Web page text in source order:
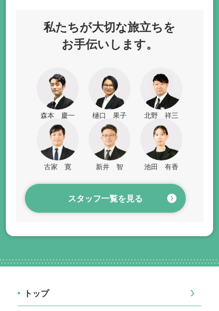
私たちが大切な旅立ちを
お手伝いします。
森本 慶一 樋口 果子 北野 祥三
古家 寛 新井 智 池田 有香
スタッフ一覧を見る
トップ